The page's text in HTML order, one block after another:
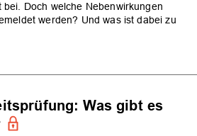
Doch welche Nebenwirkungen
werden? Und was ist dabei zu
Was gibt es